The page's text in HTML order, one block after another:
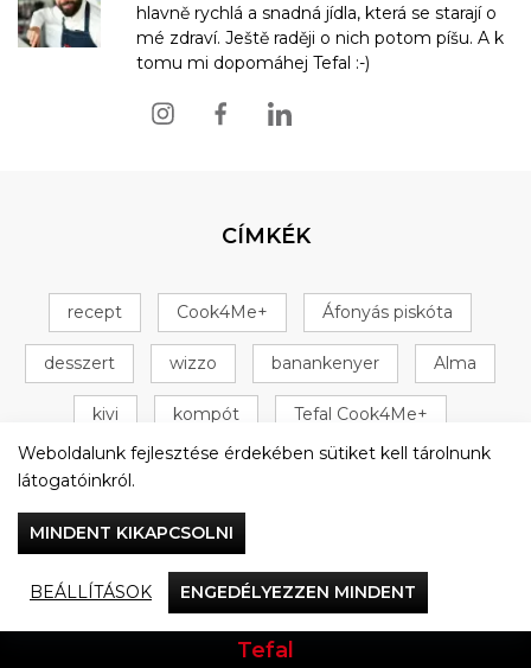
hlavně rychlá a snadná jídla, která se starají o
mé zdraví. Ještě raději o nich potom píšu. A k
tomu mi dopomáhej Tefal :-)
CÍMKÉK
recept Cook4Me+ Áfonyás piskóta
desszert wizzo banankenyer Alma
kivi kompót Tefal Cook4Me+
+ 16 következő
Vacsorázzunk együtt
Tefal
Weboldalunk fejlesztése érdekében sütiket kell tárolnunk
látogatóinkról.
MINDENT KIKAPCSOLNI
BEÁLLÍTÁSOK ENGEDÉLYEZZEN MINDENT